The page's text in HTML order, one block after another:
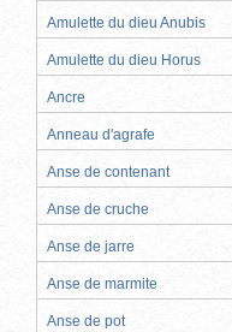
Amulette du dieu Anubis
Amulette du dieu Horus
Ancre
Anneau d'agrafe
Anse de contenant
Anse de cruche
Anse de jarre
Anse de marmite
Anse de pot